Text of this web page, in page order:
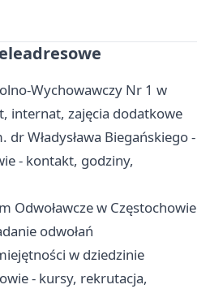
Wychowawczy Nr 1 w
internat, zajęcia dodatkowe
Władysława Biegańskiego -
- kontakt, godziny,
Odwoławcze w Częstochowie
odwołań
w dziedzinie
- kursy, rekrutacja,